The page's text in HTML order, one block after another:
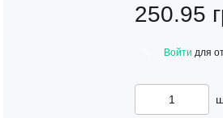
250.95
Войти для